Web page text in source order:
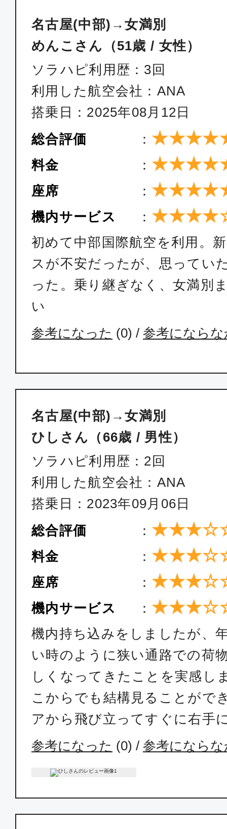
名古屋(中部)→女満別
めんこさん（51歳 / 女性）
ソラハピ利用歴：3回
利用した航空会社：ANA
搭乗日：2025年08月12日
総合評価
：
料金 ：
座席 ：
機内サービス ：
初めて中部国際航空を利用。
スが不安だったが、思ってい
った。乗り継ぎなく、女満別
い
参考になった (0) / 参考になら
名古屋(中部)→女満別
ひしさん（66歳 / 男性）
ソラハピ利用歴：2回
利用した航空会社：ANA
搭乗日：2023年09月06日
総合評価
：
料金 ：
座席 ：
機内サービス ：
機内持ち込みをしましたが、
い時のように狭い通路での荷
しくなってきたことを実感し
こからでも結構見ることがで
アから飛び立ってすぐに右手
参考になった (0) / 参考になら